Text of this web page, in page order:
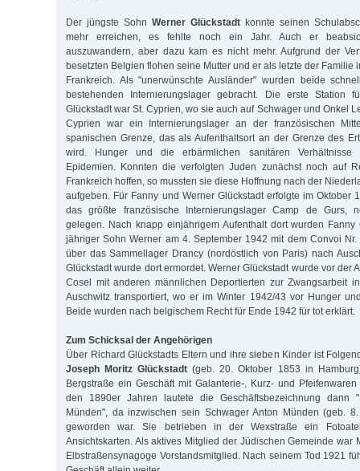
Der jüngste Sohn Werner Glückstadt konnte seinen
mehr erreichen, es fehlte noch ein Jahr. Auch er
auszuwandern, aber dazu kam es nicht mehr. Aufgrund der
besetzten Belgien flohen seine Mutter und er als letzte der Familie
Frankreich. Als "unerwünschte Ausländer" wurden beide
bestehenden Internierungslager gebracht. Die erste Station
Glückstadt war St. Cyprien, wo sie auch auf Schwager und Onkel
Cyprien war ein Internierungslager an der französischen
spanischen Grenze, das als Aufenthaltsort an der Grenze des
wird. Hunger und die erbärmlichen sanitären Verhältnisse
Epidemien. Konnten die verfolgten Juden zunächst noch auf
Frankreich hoffen, so mussten sie diese Hoffnung nach der
aufgeben. Für Fanny und Werner Glückstadt erfolgte im Oktober
das größte französische Internierungslager Camp de Gurs,
gelegen. Nach knapp einjährigem Aufenthalt dort wurden
jähriger Sohn Werner am 4. September 1942 mit dem Convoi
über das Sammellager Drancy (nordöstlich von Paris) nach
Glückstadt wurde dort ermordet. Werner Glückstadt wurde vor der
Cosel mit anderen männlichen Deportierten zur Zwangsarbeit
Auschwitz transportiert, wo er im Winter 1942/43 vor Hunger
Beide wurden nach belgischem Recht für Ende 1942 für tot erklärt.
Zum Schicksal der Angehörigen
Über Richard Glückstadts Eltern und ihre sieben Kinder ist
Joseph Moritz Glückstadt (geb. 20. Oktober 1853 in
Bergstraße ein Geschäft mit Galanterie-, Kurz- und
den 1890er Jahren lautete die Geschäftsbezeichnung dann
Münden", da inzwischen sein Schwager Anton Münden (geb.
geworden war. Sie betrieben in der Wexstraße ein
Ansichtskarten. Als aktives Mitglied der Jüdischen Gemeinde war
Elbstraßensynagoge Vorstandsmitglied. Nach seinem Tod 1921